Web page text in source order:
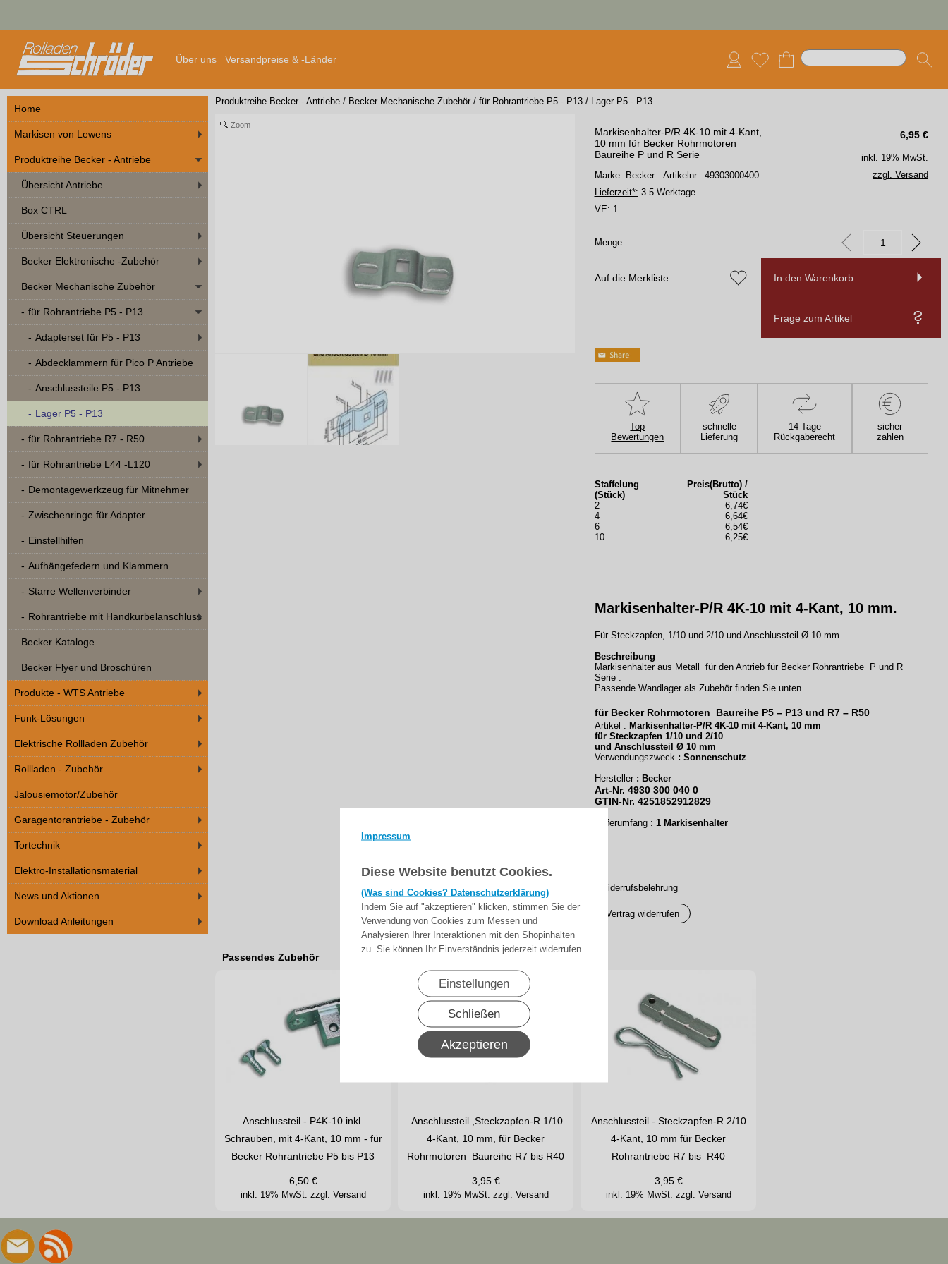
Impressum
Diese Website benutzt Cookies.
(Was sind Cookies? Datenschutzerklärung)
Indem Sie auf "akzeptieren" klicken, stimmen Sie der
Verwendung von Cookies zum Messen und
Analysieren Ihrer Interaktionen mit den Shopinhalten
zu. Sie können Ihr Einverständnis jederzeit widerrufen.
Einstellungen
Schließen
Akzeptieren
Über uns Versandpreise & -Länder
Home
Markisen von Lewens
Produktreihe Becker - Antriebe
Übersicht Antriebe
Box CTRL
Übersicht Steuerungen
Becker Elektronische -Zubehör
Becker Mechanische Zubehör
für Rohrantriebe P5 - P13
Adapterset für P5 - P13
Abdecklammern für Pico P Antriebe
Anschlussteile P5 - P13
Lager P5 - P13
für Rohrantriebe R7 - R50
für Rohrantriebe L44 -L120
Demontagewerkzeug für Mitnehmer
Zwischenringe für Adapter
Einstellhilfen
Aufhängefedern und Klammern
Starre Wellenverbinder
Rohrantriebe mit Handkurbelanschluss
Becker Kataloge
Becker Flyer und Broschüren
Produkte - WTS Antriebe
Funk-Lösungen
Elektrische Rollladen Zubehör
Rollladen - Zubehör
Jalousiemotor/Zubehör
Garagentorantriebe - Zubehör
Tortechnik
Elektro-Installationsmaterial
News und Aktionen
Download Anleitungen
Produktreihe Becker - Antriebe / Becker Mechanische Zubehör / für Rohrantriebe P5 - P13 / Lager P5 - P13
Zoom
6,95 €
Markisenhalter-P/R 4K-10 mit 4-Kant,
10 mm für Becker Rohrmotoren
Baureihe P und R Serie
Marke: Becker Artikelnr.: 49303000400
Lieferzeit*: 3-5 Werktage
VE: 1
inkl. 19% MwSt.
zzgl. Versand
Menge:
Auf die Merkliste In den Warenkorb
Frage zum Artikel
Top
Bewertungen
schnelle
Lieferung
14 Tage
Rückgaberecht
sicher
zahlen
Staffelung
(Stück)
Preis(Brutto) /
Stück
2
6,74€
4
6,64€
6
6,54€
10
6,25€
Markisenhalter-P/R 4K-10 mit 4-Kant, 10 mm.
Für Steckzapfen, 1/10 und 2/10 und Anschlussteil Ø 10 mm .
Beschreibung
Markisenhalter aus Metall für den Antrieb für Becker Rohrantriebe P und R
Serie .
Passende Wandlager als Zubehör finden Sie unten .
für Becker Rohrmotoren Baureihe P5 – P13 und R7 – R50
Artikel : Markisenhalter-P/R 4K-10 mit 4-Kant, 10 mm
für Steckzapfen 1/10 und 2/10
und Anschlussteil Ø 10 mm
Verwendungszweck: Sonnenschutz
Hersteller: Becker
Art-Nr. 4930 300 040 0
GTIN-Nr. 4251852912829
Lieferumfang : 1 Markisenhalter
▸Widerrufsbelehrung
Vertrag widerrufen
Passendes Zubehör
Anschlussteil - P4K-10 inkl.
Schrauben, mit 4-Kant, 10 mm - für
Becker Rohrantriebe P5 bis P13
inkl. 19% MwSt. zzgl. Versand
6,50€
Anschlussteil ,Steckzapfen-R 1/10
4-Kant, 10 mm, für Becker
Rohrmotoren Baureihe R7 bis R40
inkl. 19% MwSt. zzgl. Versand
3,95€
Anschlussteil - Steckzapfen-R 2/10
4-Kant, 10 mm für Becker
Rohrantriebe R7 bis R40
inkl. 19% MwSt. zzgl. Versand
3,95€